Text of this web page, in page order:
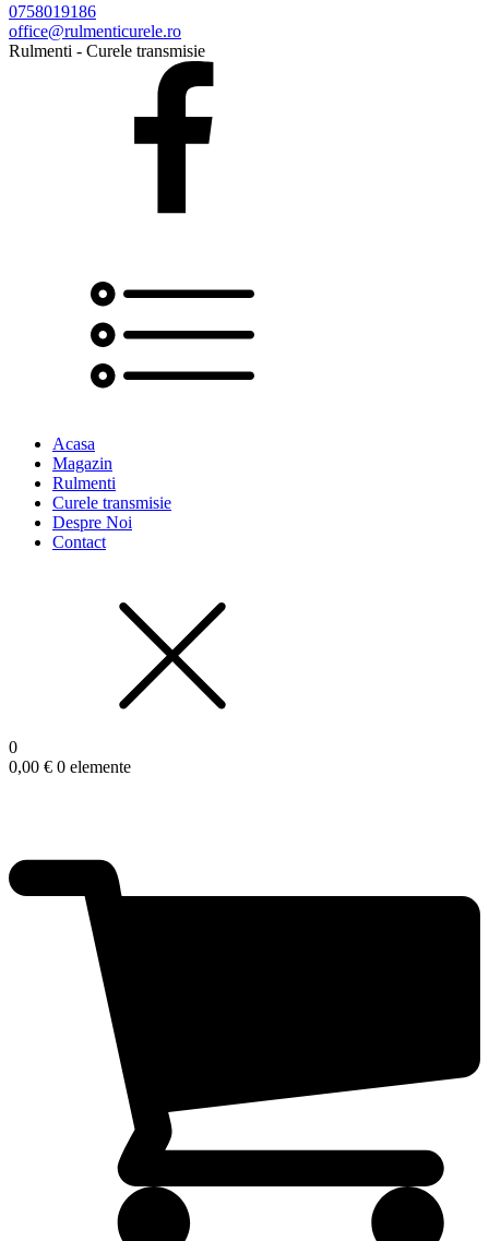
0758019186
office@rulmenticurele.ro
Rulmenti - Curele transmisie
Acasa
Magazin
Rulmenti
Curele transmisie
Despre Noi
Contact
0
0,00 € 0 elemente